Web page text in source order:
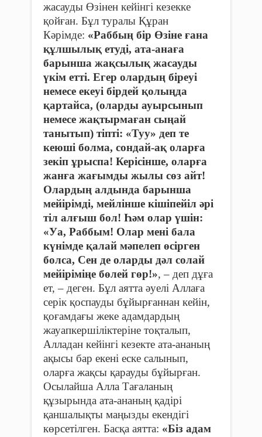
жасауды Өзінен кейiнгі кезекке
қойған. Бұл туралы Құран
Кәрімде: «Раббың бір Өзіне ғана
құлшылық етуді, ата-анаға
барынша жақсылық жасауды
үкім етті. Егер олардың біреуі
немесе екеуі бірдей қолыңда
қартайса, (оларды ауырсынып
немесе жақтырмаған сыңай
танытып) тіпті: «Туу» деп те
кеюші болма, сондай-ақ оларға
зекіп ұрыспа! Керісінше, оларға
жанға жағымды жылы сөз айт!
Олардың алдында барынша
мейірімді, мейлінше кішіпейіл әрі
тіл алғыш бол! Һәм олар үшін:
«Уа, Раббым! Олар мені бала
күнімде қалай мәпелеп өсірген
болса, Сен де оларды дәл солай
мейіріміңе бөлей гөр!», – деп дұға
ет, – деген. Бұл аятта әуелі Аллаға
серік қоспауды бұйырғаннан кейін,
қоғамдағы жеке адамдардың
жауапкершіліктеріне тоқталып,
Алладан кейінгі кезекте ата-ананың
ақысы бар екені еске салынып,
оларға жақсы қарауды бұйырған.
Осылайша Алла Тағаланың
құзырында ата-ананың қадірі
қаншалықты маңызды екендігі
көрсетілген. Басқа аятта: «Біз адам